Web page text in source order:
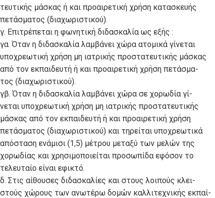
τευτικής μάσκας ή και προαιρετική χρήση κατασκευής
πετάσματος (διαχωριστικού).
γ. Επιτρέπεται η φωνητική διδασκαλία ως εξής :
γα. Όταν η διδασκαλία λαμβάνει χώρα ατομικά γίνεται
υποχρεωτική χρήση μη ιατρικής προστατευτικής μάσκας
από τον εκπαιδευτή ή και προαιρετική χρήση πετάσμα-
τος (διαχωριστικού).
γβ. Όταν η διδασκαλία λαμβάνει χώρα σε χορωδία γί-
νεται υποχρεωτική χρήση μη ιατρικής προστατευτικής
μάσκας από τον εκπαιδευτή ή και προαιρετική χρήση
πετάσματος (διαχωριστικού) και τηρείται υποχρεωτικά
απόσταση ενάμισι (1,5) μέτρου μεταξύ των μελών της
χορωδίας και χρησιμοποιείται προσωπίδα εφόσον το
τελευταίο είναι εφικτό.
δ. Στις αίθουσες διδασκαλίες και στους λοιπούς κλει-
στούς χώρους των ανωτέρω δομών καλλιτεχνικής εκπαί-